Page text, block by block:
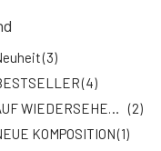
100 g
1 l
(3)
(4)
AUF WIEDERSEHEN SAGEN
(2)
KOMPOSITION(1)